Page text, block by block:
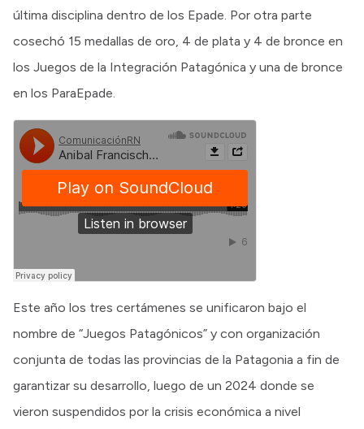
última disciplina dentro de los Epade. Por otra parte
cosechó 15 medallas de oro, 4 de plata y 4 de bronce en
los Juegos de la Integración Patagónica y una de bronce
en los ParaEpade.
Este año los tres certámenes se unificaron bajo el
nombre de “Juegos Patagónicos” y con organización
conjunta de todas las provincias de la Patagonia a fin de
garantizar su desarrollo, luego de un 2024 donde se
vieron suspendidos por la crisis económica a nivel